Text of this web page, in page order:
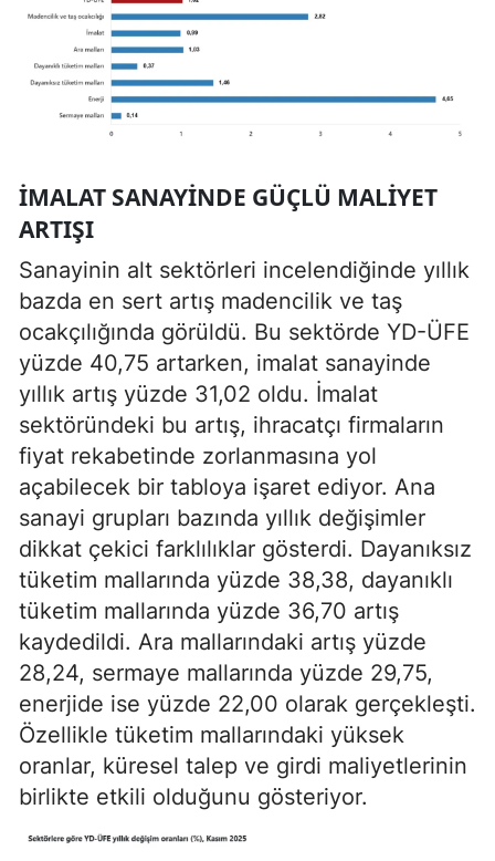
İMALAT SANAYINDE GÜÇLÜ MALIYET
ARTIŞI
Sanayinin alt sektörleri incelendiğinde yıllık
bazda en sert artış madencilik ve taş
ocakçılığında görüldü. Bu sektörde YD-ÜFE
yüzde 40,75 artarken, imalat sanayinde
yıllık artış yüzde 31,02 oldu. İmalat
sektöründeki bu artış, ihracatçı firmaların
fiyat rekabetinde zorlanmasına yol
açabilecek bir tabloya işaret ediyor. Ana
sanayi grupları bazında yıllık değişimler
dikkat çekici farklılıklar gösterdi. Dayanıksız
tüketim mallarında yüzde 38,38, dayanıklı
tüketim mallarında yüzde 36,70 artış
kaydedildi. Ara mallarındaki artış yüzde
28,24, sermaye mallarında yüzde 29,75,
enerjide ise yüzde 22,00 olarak gerçekleşti.
Özellikle tüketim mallarındaki yüksek
oranlar, küresel talep ve girdi maliyetlerinin
birlikte etkili olduğunu gösteriyor.